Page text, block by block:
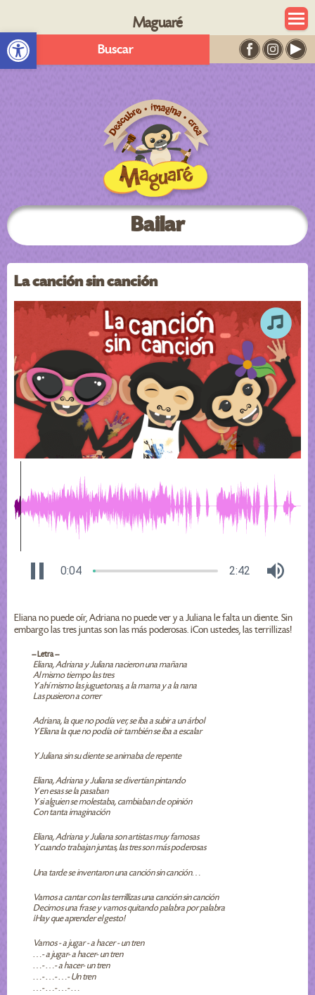
Abrir barra de herramientas
Maguaré
Buscar
Bailar
La canción sin canción
0:04 2:42
Eliana no puede oír, Adriana no puede ver y a Juliana le falta un diente. Sin
embargo las tres juntas son las más poderosas. ¡Con ustedes, las terrillizas!
-- Letra --
Eliana, Adriana y Juliana nacieron una mañana
Al mismo tiempo las tres
Y ahí mismo las juguetonas, a la mama y a la nana
Las pusieron a correr
Adriana, la que no podía ver, se iba a subir a un árbol
Y Eliana la que no podía oír también se iba a escalar
Y Juliana sin su diente se animaba de repente
Eliana, Adriana y Juliana se divertían pintando
Y en esas se la pasaban
Y si alguien se molestaba, cambiaban de opinión
Con tanta imaginación
Eliana, Adriana y Juliana son artistas muy famosas
Y cuando trabajan juntas, las tres son más poderosas
Una tarde se inventaron una canción sin canción…
Vamos a cantar con las terrillizas una canción sin canción
Decimos una frase y vamos quitando palabra por palabra
¡Hay que aprender el gesto!
Vamos - a jugar - a hacer - un tren
…- a jugar- a hacer- un tren
…- …- a hacer- un tren
…- …- …- Un tren
…- …- …- …